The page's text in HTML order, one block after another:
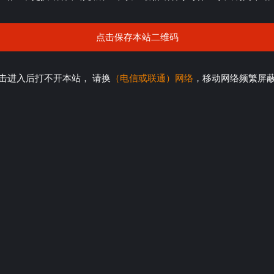
点击保存本站二维码
进入后打不开本站， 请换 （电信或联通）网络 ，移动网络频繁屏